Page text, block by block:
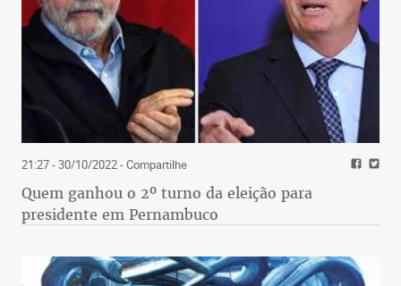
21:27 - 30/10/2022- Compartilhe
Quem ganhou o 2º turno da eleição para
presidente em Pernambuco